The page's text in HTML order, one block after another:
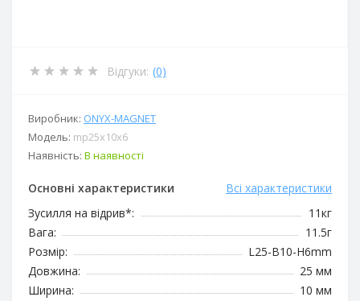
Відгуки: (0)
Виробник: ОNYX-MAGNET
Модель: mp25х10х6
Наявність: В наявності
Основні характеристики
Всі характеристики
Зусилля на відрив*:
11кг
Вага:
11.5г
Розмір:
L25-B10-H6mm
Довжина:
25 мм
Ширина:
10 мм